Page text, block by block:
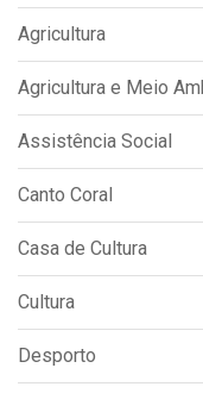
Agricultura
Agricultura e Meio
Assistência Social
Canto Coral
Casa de Cultura
Cultura
Desporto